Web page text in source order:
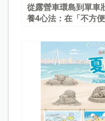
從露營車環島到單車
養4心法：在「不方